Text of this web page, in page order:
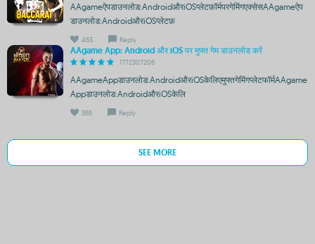
AAgameऐपडाउनलोड:AndroidऔरiOSप्लेटफ़ॉर्मपरगेमिंगएक्सेसAAgameऐप
डाउनलोड:AndroidऔरiOSप्लेटफ़
463 Reply
AAgame App: Android और iOS पर मुफ्त गेम डाउनलोड करें
1772307206
AAgameAppडाउनलोड:AndroidऔरiOSकेलिएमुफ्तगेमिंगप्लेटफॉर्मAAgame
Appडाउनलोड:AndroidऔरiOSकेलि
365 Reply
SEE MORE